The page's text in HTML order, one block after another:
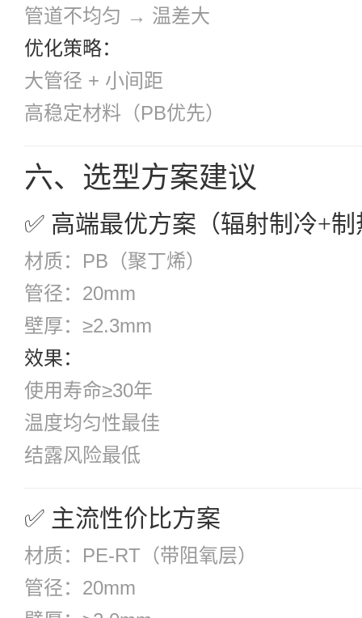
管道不均匀 → 温差大
优化策略：
大管径 + 小间距
高稳定材料（PB优先）
六、选型方案建议
✅ 高端最优方案（辐射制冷+
材质：PB（聚丁烯）
管径：20mm
壁厚：≥2.3mm
效果：
使用寿命≥30年
温度均匀性最佳
结露风险最低
✅ 主流性价比方案
材质：PE-RT（带阻氧层）
管径：20mm